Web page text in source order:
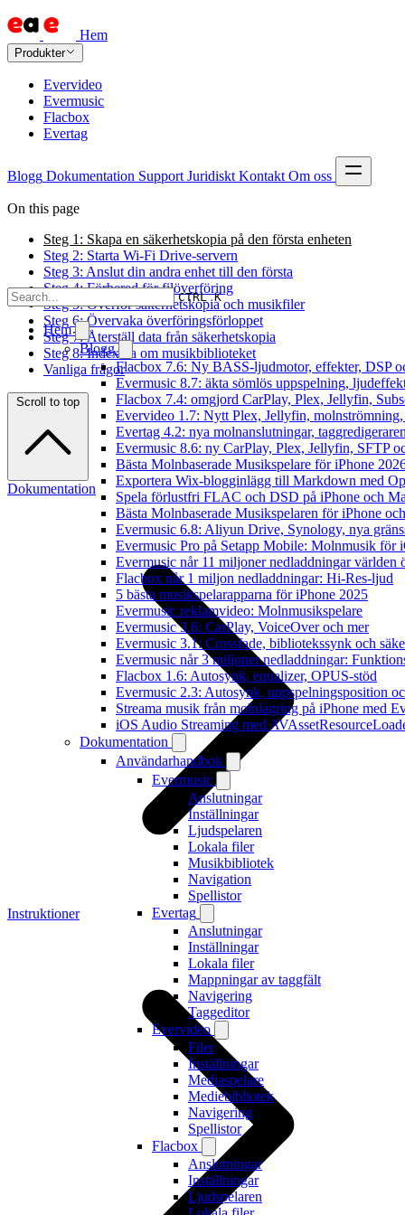
Hem
Produkter
Evervideo
Evermusic
Flacbox
Evertag
Blogg Dokumentation Support Juridiskt Kontakt Om oss
CTRL K
Hem
Blogg
Flacbox 7.6: Ny BASS-ljudmotor, effekter, DSP
Evermusic 8.7: äkta sömlös uppspelning,
Flacbox 7.4: omgjord CarPlay, Plex, Jellyfin,
Evervideo 1.7: Nytt Plex, Jellyfin, molnströmning,
Evertag 4.2: nya molnanslutningar,
Evermusic 8.6: ny CarPlay, Plex, Jellyfin, SFTP
Bästa Molnbaserade Musikspelare för iPhone
Exportera Wix-blogginlägg till Markdown med
Spela förlustfri FLAC och DSD på iPhone och
Bästa Molnbaserade Musikspelaren för iPhone
Evermusic 6.8: Aliyun Drive, Synology, nya
Evermusic Pro på Setapp Mobile: Molnmusik för
Evermusic når 11 miljoner nedladdningar världen
Flacbox når 1 miljon nedladdningar: Hi-Res-ljud
5 bästa musikspelarapparna för iPhone 2025
Evermusic reklamvideo: Molnmusikspelare
Evermusic 3.6: CarPlay, VoiceOver och mer
Evermusic 3.1: Crossfade, bibliotekssynk och
Evermusic når 3 miljoner nedladdningar:
Flacbox 1.6: Autosynk, equalizer, OPUS-stöd
Evermusic 2.3: Autosynk, uppspelningsposition
Streama musik från molnlagring på iPhone med
iOS Audio Streaming med
Dokumentation
Användarhandbok
Evermusic
Anslutningar
Inställningar
Ljudspelaren
Lokala filer
Musikbibliotek
Navigation
Spellistor
Evertag
Anslutningar
Inställningar
Lokala filer
Mappningar av taggfält
Navigering
Taggeditor
Evervideo
Filer
Inställningar
Mediaspelare
Mediebibliotek
Navigering
Spellistor
Flacbox
Anslutningar
Inställningar
Ljudspelaren
On this page
Steg 1: Skapa en säkerhetskopia på den första enheten
Steg 2: Starta Wi-Fi Drive-servern
Steg 3: Anslut din andra enhet till den första
Steg 4: Förbered för filöverföring
Steg 5: Överför säkerhetskopia och musikfiler
Steg 6: Övervaka överföringsförloppet
Steg 7: Återställ data från säkerhetskopia
Steg 8: Indexera om musikbiblioteket
Vanliga frågor
Scroll to top
Dokumentation
Instruktioner